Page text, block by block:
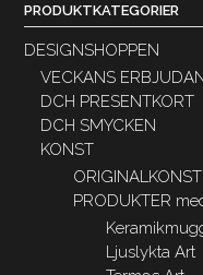
PRODUKTKATEGORIER
DESIGNSHOPPEN
VECKANS
DCH PRESENTKORT
DCH SMYCKEN
KONST
ORIGINALKONST
PRODUKTER
Ljuslykta Art